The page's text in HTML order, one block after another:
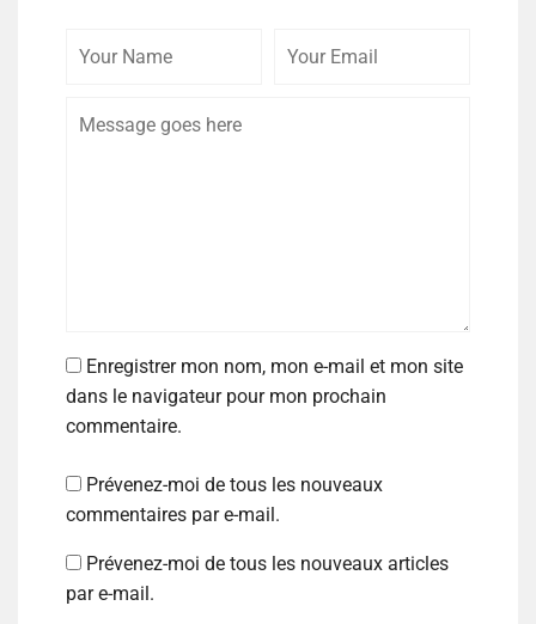
Enregistrer mon nom, mon e-mail et mon site
dans le navigateur pour mon prochain
commentaire.
Prévenez-moi de tous les nouveaux
commentaires par e-mail.
Prévenez-moi de tous les nouveaux articles
par e-mail.